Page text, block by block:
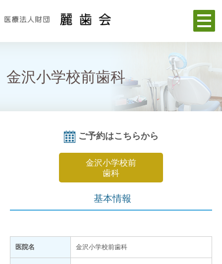
金沢小学校前歯科
ご予約はこちらから
金沢小学校前
歯科
基本情報
医院名 金沢小学校前歯科